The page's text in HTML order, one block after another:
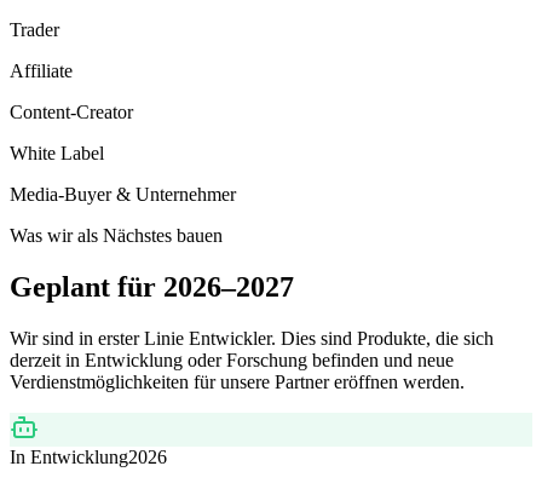
Trader
Affiliate
Content-Creator
White Label
Media-Buyer & Unternehmer
Was wir als Nächstes bauen
Geplant für 2026–2027
Wir sind in erster Linie Entwickler. Dies sind Produkte, die sich
derzeit in Entwicklung oder Forschung befinden und neue
Verdienstmöglichkeiten für unsere Partner eröffnen werden.
In Entwicklung2026